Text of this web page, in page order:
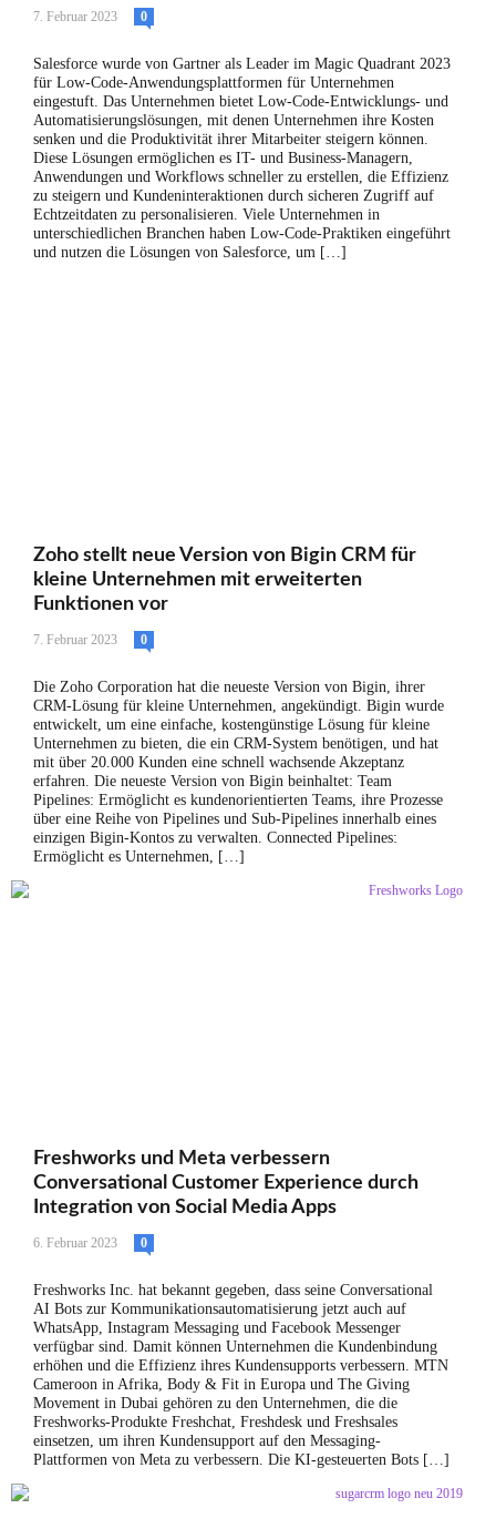
7. Februar 2023 0
Salesforce wurde von Gartner als Leader im Magic Quadrant 2023
für Low-Code-Anwendungsplattformen für Unternehmen
eingestuft. Das Unternehmen bietet Low-Code-Entwicklungs- und
Automatisierungslösungen, mit denen Unternehmen ihre Kosten
senken und die Produktivität ihrer Mitarbeiter steigern können.
Diese Lösungen ermöglichen es IT- und Business-Managern,
Anwendungen und Workflows schneller zu erstellen, die Effizienz
zu steigern und Kundeninteraktionen durch sicheren Zugriff auf
Echtzeitdaten zu personalisieren. Viele Unternehmen in
unterschiedlichen Branchen haben Low-Code-Praktiken eingeführt
und nutzen die Lösungen von Salesforce, um […]
Zoho stellt neue Version von Bigin CRM für
kleine Unternehmen mit erweiterten
Funktionen vor
7. Februar 2023 0
Die Zoho Corporation hat die neueste Version von Bigin, ihrer
CRM-Lösung für kleine Unternehmen, angekündigt. Bigin wurde
entwickelt, um eine einfache, kostengünstige Lösung für kleine
Unternehmen zu bieten, die ein CRM-System benötigen, und hat
mit über 20.000 Kunden eine schnell wachsende Akzeptanz
erfahren. Die neueste Version von Bigin beinhaltet: Team
Pipelines: Ermöglicht es kundenorientierten Teams, ihre Prozesse
über eine Reihe von Pipelines und Sub-Pipelines innerhalb eines
einzigen Bigin-Kontos zu verwalten. Connected Pipelines:
Ermöglicht es Unternehmen, […]
Freshworks und Meta verbessern
Conversational Customer Experience durch
Integration von Social Media Apps
6. Februar 2023 0
Freshworks Inc. hat bekannt gegeben, dass seine Conversational
AI Bots zur Kommunikationsautomatisierung jetzt auch auf
WhatsApp, Instagram Messaging und Facebook Messenger
verfügbar sind. Damit können Unternehmen die Kundenbindung
erhöhen und die Effizienz ihres Kundensupports verbessern. MTN
Cameroon in Afrika, Body & Fit in Europa und The Giving
Movement in Dubai gehören zu den Unternehmen, die die
Freshworks-Produkte Freshchat, Freshdesk und Freshsales
einsetzen, um ihren Kundensupport auf den Messaging-
Plattformen von Meta zu verbessern. Die KI-gesteuerten Bots […]